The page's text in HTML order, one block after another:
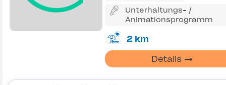
Unterhaltungs- /
Animationsprogramm
2 km
Details